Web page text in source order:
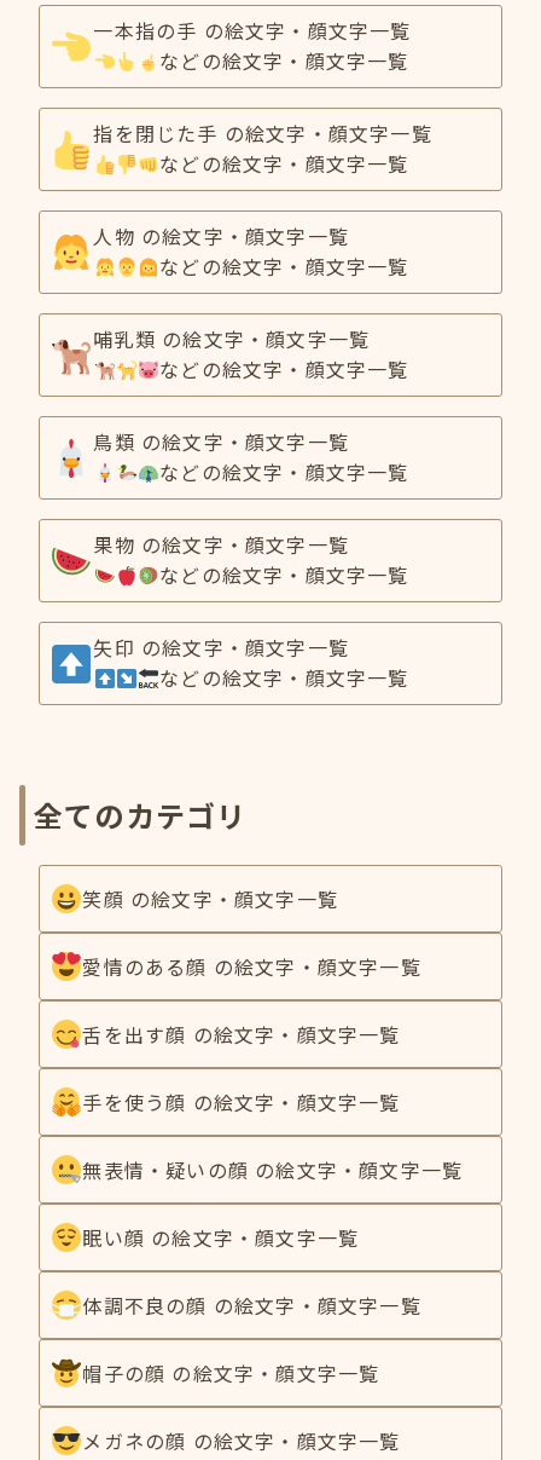
一本指の手 の絵文字・顔文字一覧
などの絵文字・顔文字一覧
指を閉じた手 の絵文字・顔文字一覧
などの絵文字・顔文字一覧
人物 の絵文字・顔文字一覧
などの絵文字・顔文字一覧
哺乳類 の絵文字・顔文字一覧
などの絵文字・顔文字一覧
鳥類 の絵文字・顔文字一覧
などの絵文字・顔文字一覧
果物 の絵文字・顔文字一覧
などの絵文字・顔文字一覧
矢印 の絵文字・顔文字一覧
などの絵文字・顔文字一覧
全てのカテゴリ
笑顔 の絵文字・顔文字一覧
愛情のある顔 の絵文字・顔文字一覧
舌を出す顔 の絵文字・顔文字一覧
手を使う顔 の絵文字・顔文字一覧
無表情・疑いの顔 の絵文字・顔文字一覧
眠い顔 の絵文字・顔文字一覧
体調不良の顔 の絵文字・顔文字一覧
帽子の顔 の絵文字・顔文字一覧
メガネの顔 の絵文字・顔文字一覧